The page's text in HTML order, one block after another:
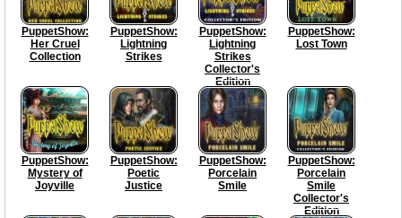
PuppetShow:
Her Cruel
Collection
PuppetShow:
Lightning
Strikes
PuppetShow:
Lightning
Strikes
Collector's
Edition
PuppetShow:
Lost Town
PuppetShow:
Mystery of
Joyville
PuppetShow:
Poetic
Justice
PuppetShow:
Porcelain
Smile
PuppetShow:
Porcelain
Smile
Collector's
Edition